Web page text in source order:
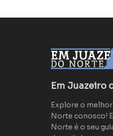
Em Juazeiro
Explore o
Norte conosco!
Norte é o seu